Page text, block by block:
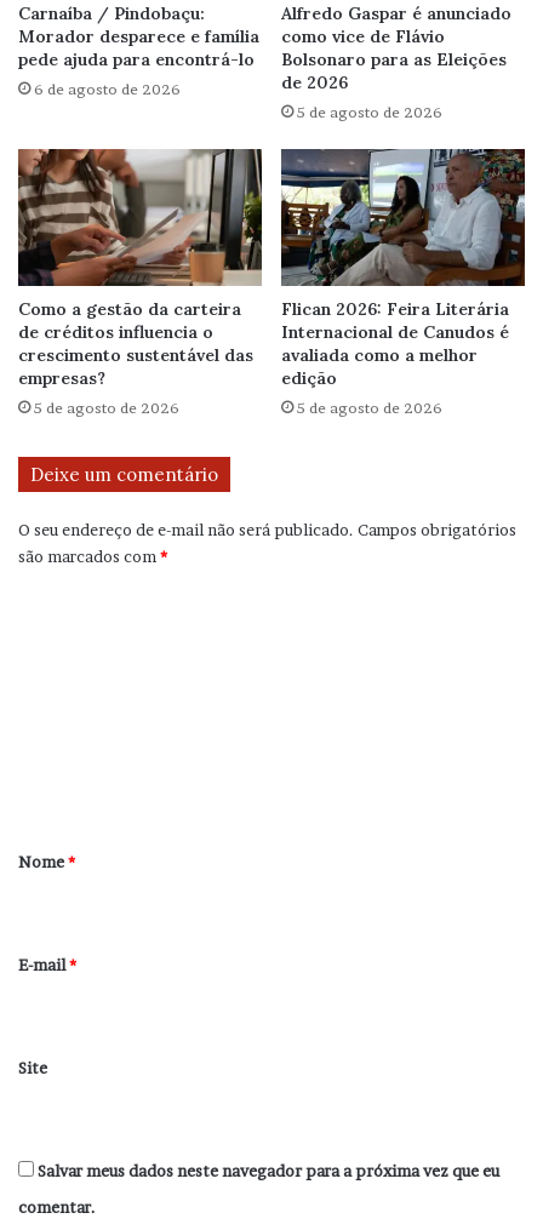
Carnaíba / Pindobaçu:
Morador desparece e família
pede ajuda para encontrá-lo
6 de agosto de 2026
Alfredo Gaspar é anunciado
como vice de Flávio
Bolsonaro para as Eleições
de 2026
5 de agosto de 2026
Como a gestão da carteira
de créditos influencia o
crescimento sustentável das
empresas?
5 de agosto de 2026
Flican 2026: Feira Literária
Internacional de Canudos é
avaliada como a melhor
edição
5 de agosto de 2026
Deixe um comentário
O seu endereço de e-mail não será publicado. Campos obrigatórios
são marcados com*
r
*
Nome*
E-mail*
Site
Salvar meus dados neste navegador para a próxima vez que eu
comentar.